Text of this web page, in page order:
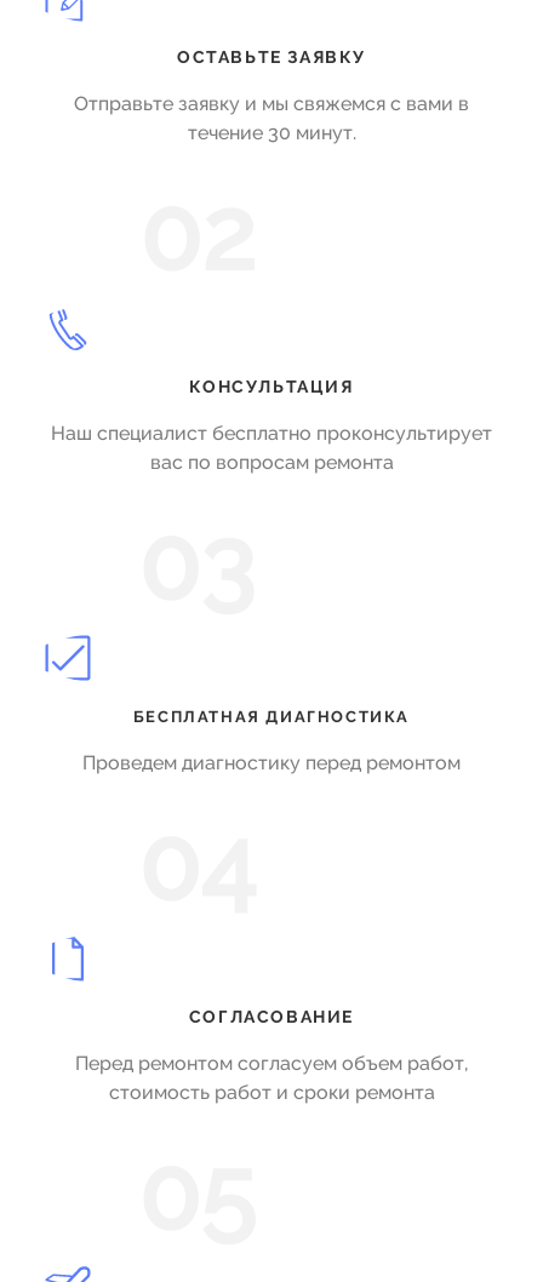
ОСТАВЬТЕ ЗАЯВКУ
Отправьте заявку и мы свяжемся с вами в
течение 30 минут.
КОНСУЛЬТАЦИЯ
Наш специалист бесплатно проконсультирует
вас по вопросам ремонта
БЕСПЛАТНАЯ ДИАГНОСТИКА
Проведем диагностику перед ремонтом
СОГЛАСОВАНИЕ
Перед ремонтом согласуем объем работ,
стоимость работ и сроки ремонта